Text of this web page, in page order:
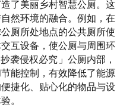
了美丽乡村智慧公厕。这
然环境的融合。例如，在
厕所处地点的公共厕所使
互设备，使公厕与周围环
袭侵权必究」公厕内部，
能控制，有效降低了能源
捷化、贴心化的物品与设
。